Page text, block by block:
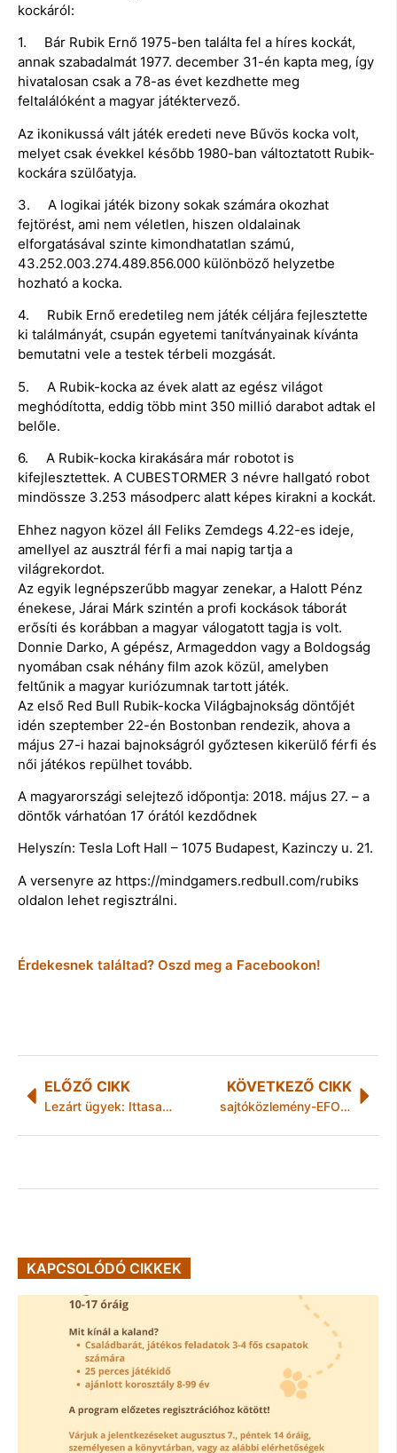
kockáról:
1. Bár Rubik Ernő 1975-ben találta fel a híres kockát,
annak szabadalmát 1977. december 31-én kapta meg, így
hivatalosan csak a 78-as évet kezdhette meg
feltalálóként a magyar játéktervező.
Az ikonikussá vált játék eredeti neve Bűvös kocka volt,
melyet csak évekkel később 1980-ban változtatott Rubik-
kockára szülőatyja.
3. A logikai játék bizony sokak számára okozhat
fejtörést, ami nem véletlen, hiszen oldalainak
elforgatásával szinte kimondhatatlan számú,
43.252.003.274.489.856.000 különböző helyzetbe
hozható a kocka.
4. Rubik Ernő eredetileg nem játék céljára fejlesztette
ki találmányát, csupán egyetemi tanítványainak kívánta
bemutatni vele a testek térbeli mozgását.
5. A Rubik-kocka az évek alatt az egész világot
meghódította, eddig több mint 350 millió darabot adtak el
belőle.
6. A Rubik-kocka kirakására már robotot is
kifejlesztettek. A CUBESTORMER 3 névre hallgató robot
mindössze 3.253 másodperc alatt képes kirakni a kockát.
Ehhez nagyon közel áll Feliks Zemdegs 4.22-es ideje,
amellyel az ausztrál férfi a mai napig tartja a
világrekordot.
Az egyik legnépszerűbb magyar zenekar, a Halott Pénz
énekese, Járai Márk szintén a profi kockások táborát
erősíti és korábban a magyar válogatott tagja is volt.
Donnie Darko, A gépész, Armageddon vagy a Boldogság
nyomában csak néhány film azok közül, amelyben
feltűnik a magyar kuriózumnak tartott játék.
Az első Red Bull Rubik-kocka Világbajnokság döntőjét
idén szeptember 22-én Bostonban rendezik, ahova a
május 27-i hazai bajnokságról győztesen kikerülő férfi és
női játékos repülhet tovább.
A magyarországi selejtező időpontja: 2018. május 27. – a
döntők várhatóan 17 órától kezdődnek
Helyszín: Tesla Loft Hall – 1075 Budapest, Kazinczy u. 21.
A versenyre az https://mindgamers.redbull.com/rubiks
oldalon lehet regisztrálni.
Érdekesnek találtad? Oszd meg a Facebookon!
ELŐZŐ CIKK
Lezárt ügyek: Ittasan, eltiltva vezette más kocsiját
KÖVETKEZŐ CIKK
sajtóközlemény-EFOP1102
KAPCSOLÓDÓ CIKKEK